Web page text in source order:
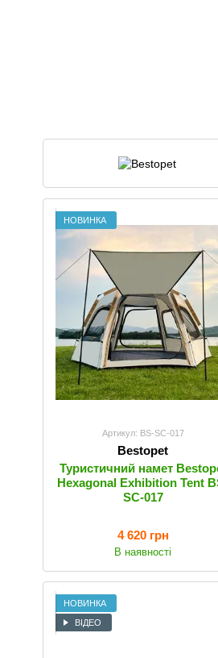
НОВИНКА
Артикул: BS-SC-017
Bestopet
Туристичний намет
Hexagonal Exhibition Tent
SC-017
4 620 грн
В наявності
НОВИНКА
ВІДЕО